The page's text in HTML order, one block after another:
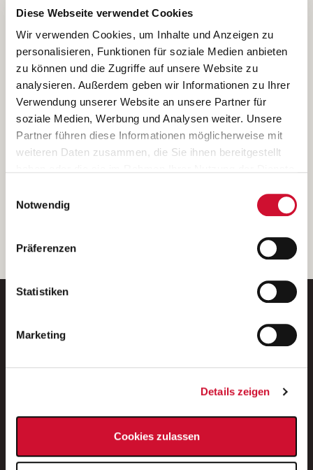
Diese Webseite verwendet Cookies
Wir verwenden Cookies, um Inhalte und Anzeigen zu
personalisieren, Funktionen für soziale Medien anbieten
zu können und die Zugriffe auf unsere Website zu
analysieren. Außerdem geben wir Informationen zu Ihrer
Verwendung unserer Website an unsere Partner für
soziale Medien, Werbung und Analysen weiter. Unsere
Partner führen diese Informationen möglicherweise mit
weiteren Daten zusammen, die Sie ihnen bereitgestellt
Wenn Sie auf „Cookies zulassen“ klicken, so stimmen
Sie der Speicherung sämtlicher Cookies zu. Sie können
Ihre Einwilligung selbstverständlich jederzeit widerrufen,
indem Sie die Cookie-Einstellungen aufrufen und diese
unserer
Notwendig
Präferenzen
Statistiken
Marketing
Details zeigen
Cookies zulassen
Ich bin damit einverstanden, dass meine personenbezogenen Daten
ausschließlich zum Zweck der Durchführung der Kontaktanfrage
verarbeitet, auf IT- Systemen der Garitz Bewirtschaftungsbetriebe
GmbH, Heinrich-von-Kleist-Straße 2, 97688 Bad Kissingen
(Betreiber) gespeichert und an die für das Stellenangebot
verantwortliche Stelle zur Kontaktaufnahme weitergegeben
werden.
Diese Einwilligungserklärung kann ich jederzeit gegenüber dem
Weitere Details können Sie der
entnehmen.
E-Mail-Adresse eintragen